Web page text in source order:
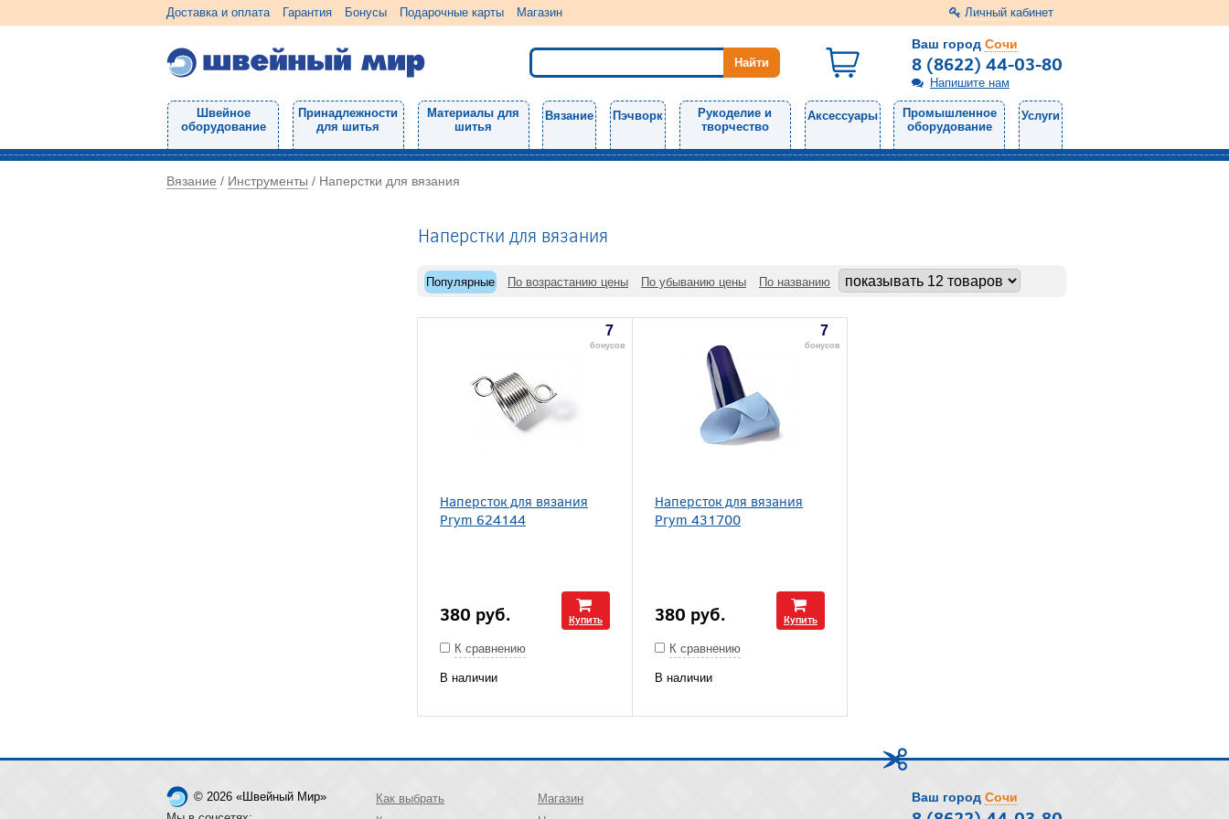
Доставка и оплата Гарантия Бонусы Подарочные карты Магазин Личный кабинет
Ваш город Сочи
8 (8622) 44-03-80
Напишите нам
Швейное
оборудование
Принадлежности
для шитья
Материалы для
шитья
Вязание Пэчворк
Рукоделие и
творчество
Аксессуары
Промышленное
оборудование
Услуги
Вязание / Инструменты / Наперстки для вязания
Наперстки для вязания
Популярные По возрастанию цены По убыванию цены По названию
7
бонусов
Наперсток для вязания
Prym 624144
380 руб. Купить
К сравнению
В наличии
7
бонусов
Наперсток для вязания
Prym 431700
380 руб. Купить
К сравнению
В наличии
© 2026 «Швейный Мир»
Как выбрать
Магазин
Ваш город Сочи